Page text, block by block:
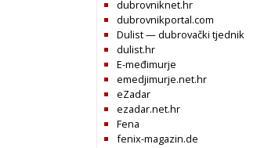
dubrovniknet.hr
dubrovnikportal.com
Dulist — dubrovački tjednik
dulist.hr
E-međimurje
emedjimurje.net.hr
eZadar
ezadar.net.hr
Fena
fenix-magazin.de